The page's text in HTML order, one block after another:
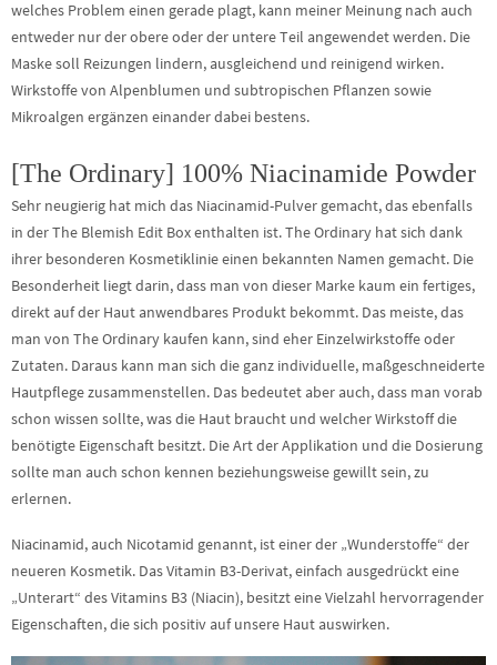
welches Problem einen gerade plagt, kann meiner Meinung nach auch
entweder nur der obere oder der untere Teil angewendet werden. Die
Maske soll Reizungen lindern, ausgleichend und reinigend wirken.
Wirkstoffe von Alpenblumen und subtropischen Pflanzen sowie
Mikroalgen ergänzen einander dabei bestens.
[The Ordinary] 100% Niacinamide Powder
Sehr neugierig hat mich das Niacinamid-Pulver gemacht, das ebenfalls
in der The Blemish Edit Box enthalten ist. The Ordinary hat sich dank
ihrer besonderen Kosmetiklinie einen bekannten Namen gemacht. Die
Besonderheit liegt darin, dass man von dieser Marke kaum ein fertiges,
direkt auf der Haut anwendbares Produkt bekommt. Das meiste, das
man von The Ordinary kaufen kann, sind eher Einzelwirkstoffe oder
Zutaten. Daraus kann man sich die ganz individuelle, maßgeschneiderte
Hautpflege zusammenstellen. Das bedeutet aber auch, dass man vorab
schon wissen sollte, was die Haut braucht und welcher Wirkstoff die
benötigte Eigenschaft besitzt. Die Art der Applikation und die Dosierung
sollte man auch schon kennen beziehungsweise gewillt sein, zu
erlernen.
Niacinamid, auch Nicotamid genannt, ist einer der „Wunderstoffe“ der
neueren Kosmetik. Das Vitamin B3-Derivat, einfach ausgedrückt eine
„Unterart“ des Vitamins B3 (Niacin), besitzt eine Vielzahl hervorragender
Eigenschaften, die sich positiv auf unsere Haut auswirken.